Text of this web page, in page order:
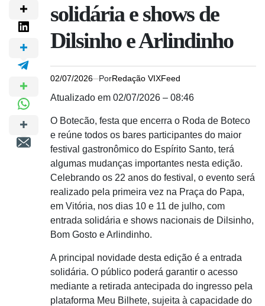
solidária e shows de
Dilsinho e Arlindinho
02/07/2026 PorRedação VIXFeed
Atualizado em 02/07/2026 – 08:46
O Botecão, festa que encerra o Roda de Boteco
e reúne todos os bares participantes do maior
festival gastronômico do Espírito Santo, terá
algumas mudanças importantes nesta edição.
Celebrando os 22 anos do festival, o evento será
realizado pela primeira vez na Praça do Papa,
em Vitória, nos dias 10 e 11 de julho, com
entrada solidária e shows nacionais de Dilsinho,
Bom Gosto e Arlindinho.
A principal novidade desta edição é a entrada
solidária. O público poderá garantir o acesso
mediante a retirada antecipada do ingresso pela
plataforma Meu Bilhete, sujeita à capacidade do